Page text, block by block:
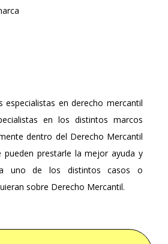
especialistas en derecho mercantil
en los distintos marcos
dentro del Derecho Mercantil
prestarle la mejor ayuda y
uno de los distintos casos o
sobre Derecho Mercantil.